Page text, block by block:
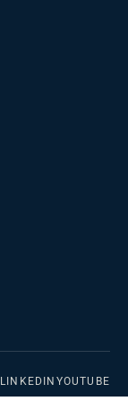
LINKEDIN YOUTUBE